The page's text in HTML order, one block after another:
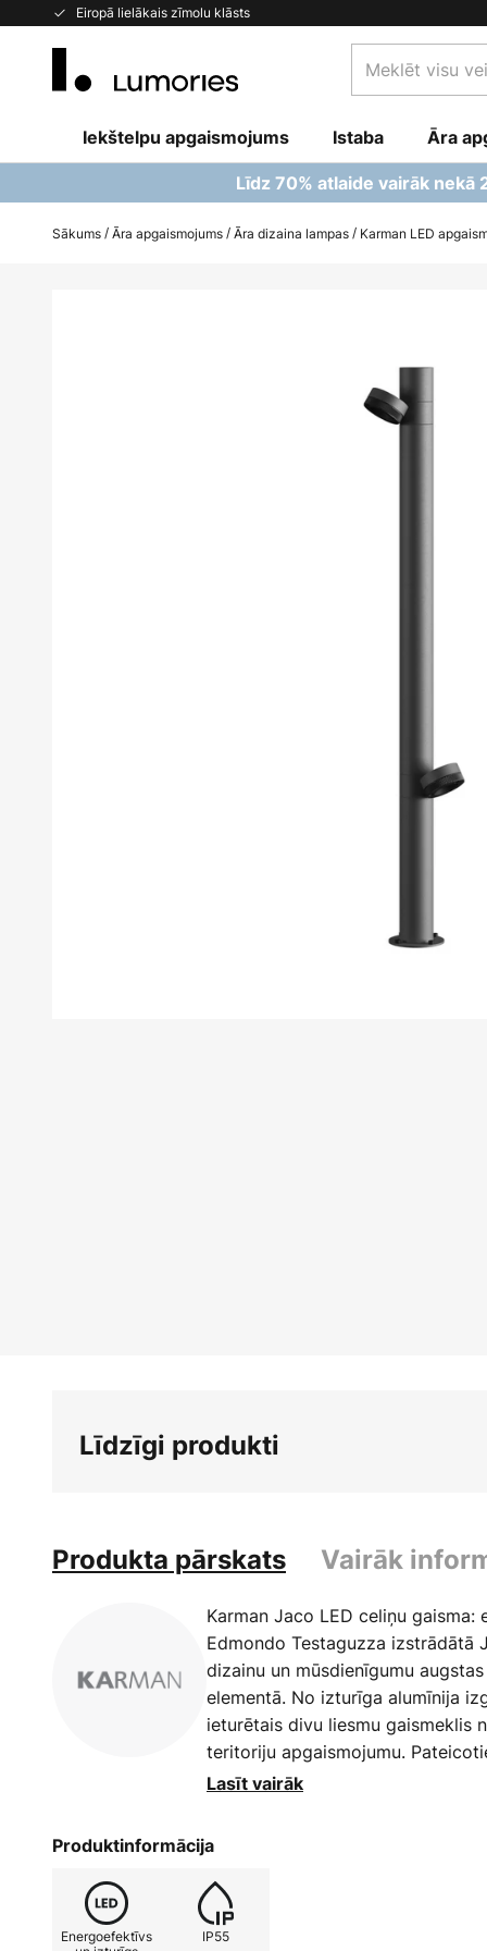
Eiropā lielākais zīmolu klāsts
Skip
visu
šeit...
Iekštelpu apgaismojums Istaba Āra
Līdz 70% atlaide vairāk nekā
Sākums Āra apgaismojums Āra dizaina lampas Karman LED
Līdzīgi produkti
Produkta pārskats Vairāk
Karman Jaco LED celiņu
Edmondo Testaguzza izstrādātā
dizainu un mūsdienīgumu
elementā. No izturīga alumīnija
ieturētais divu liesmu gaismeklis
teritoriju apgaismojumu.
tas ir optimāli aizsargāts pret
kas ne tikai samazina
biežumu. Eiropā ražotais celiņu
kvalitātei un vietējai meistarībai,
Karman Jaco LED celiņu
Lasīt vairāk
Produktinformācija
Energoefektīvs
IP55